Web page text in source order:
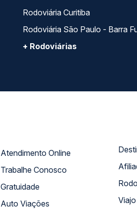
Rodoviária Curitiba
Rodoviária São Paulo - Barra
+ Rodoviárias
Atendimento Online
Trabalhe Conosco
Gratuidade
Auto Viações